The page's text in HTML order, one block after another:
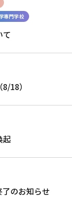
専門学校
て
18）
起
のお知らせ